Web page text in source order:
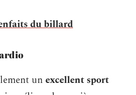
du billard
unexcellent sport